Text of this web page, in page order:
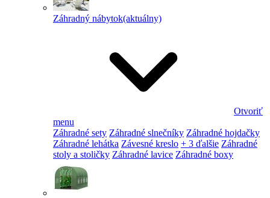
Záhradný nábytok(aktuálny)
Otvoriť
menu
Záhradné sety Záhradné slnečníky Záhradné hojdačky
Záhradné lehátka Závesné kreslo + 3 ďalšie Záhradné
stoly a stoličky Záhradné lavice Záhradné boxy